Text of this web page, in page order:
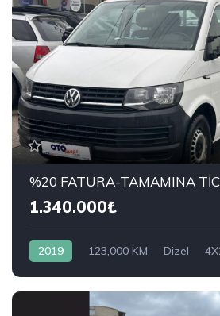
1.340.000₺
2019 123,000 KM Dizel